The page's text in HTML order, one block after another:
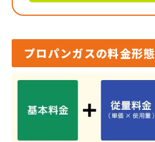
プロパンガスの料金形態